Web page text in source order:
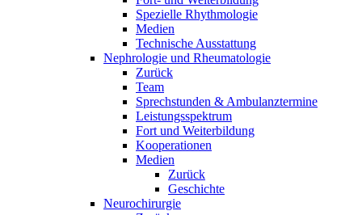
Spezielle Rhythmologie
Medien
Technische Ausstattung
Nephrologie und Rheumatologie
Zurück
Team
Sprechstunden & Ambulanztermine
Leistungsspektrum
Fort und Weiterbildung
Kooperationen
Medien
Zurück
Geschichte
Neurochirurgie